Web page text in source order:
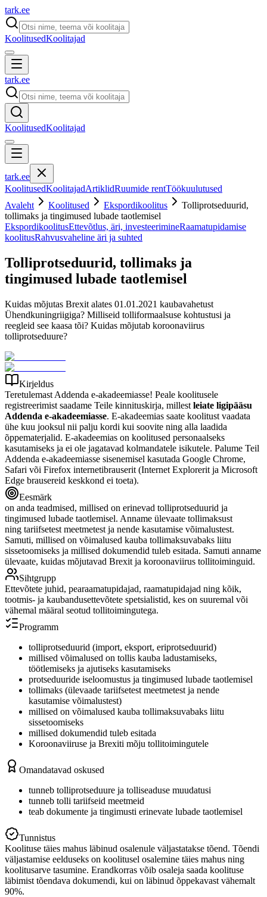
tark.ee
KoolitusedKoolitajad
tark.ee
KoolitusedKoolitajad
tark.ee
KoolitusedKoolitajadArtiklidRuumide rentTöökuulutused
Avaleht
Koolitused Ekspordikoolitus
Tolliprotseduurid,
tollimaks ja tingimused lubade taotlemisel
EkspordikoolitusEttevõtlus, äri, investeerimineRaamatupidamise
koolitusRahvusvaheline äri ja suhted
Tolliprotseduurid, tollimaks ja
tingimused lubade taotlemisel
Kuidas mõjutas Brexit alates 01.01.2021 kaubavahetust
Ühendkuningriigiga? Milliseid tolliformaalsuse kohtustusi ja
reegleid see kaasa tõi? Kuidas mõjutab koroonaviirus
tolliprotseduure?
Kirjeldus
Teretulemast Addenda e-akadeemiasse! Peale koolitusele
registreerimist saadame Teile kinnituskirja, millest leiate ligipääsu
Addenda e-akadeemiasse. E-akadeemias saate koolitust vaadata
ühe kuu jooksul nii palju kordi kui soovite ning alla laadida
õppematerjalid. E-akadeemias on koolitused personaalseks
kasutamiseks ja ei ole jagatavad kolmandatele isikutele. Palume Teil
Addenda e-akadeemiasse sisenemisel kasutada Google Chrome,
Safari või Firefox internetibrauserit (Internet Explorerit ja Microsoft
Edge brausereid keskkond ei toeta).
Eesmärk
on anda teadmised, millised on erinevad tolliprotseduurid ja
tingimused lubade taotlemisel. Anname ülevaate tollimaksust
ning tariifsetest meetmetest ja nende kasutamise võimalustest.
Samuti, millised on võimalused kauba tollimaksuvabaks liitu
sissetoomiseks ja millised dokumendid tuleb esitada. Samuti anname
ülevaate, kuidas mõjutavad Brexit ja koroonaviirus tollitoiminguid.
Sihtgrupp
Ettevõtete juhid, pearaamatupidajad, raamatupidajad ning kõik,
tootmis- ja kaubandusettevõtete spetsialistid, kes on suuremal või
vähemal määral seotud tollitoimingutega.
Programm
tolliprotseduurid (import, eksport, eriprotseduurid)
millised võimalused on tollis kauba ladustamiseks,
töötlemiseks ja ajutiseks kasutamiseks
protseduuride iseloomustus ja tingimused lubade taotlemisel
tollimaks (ülevaade tariifsetest meetmetest ja nende
kasutamise võimalustest)
millised on võimalused kauba tollimaksuvabaks liitu
sissetoomiseks
millised dokumendid tuleb esitada
Koroonaviiruse ja Brexiti mõju tollitoimingutele
Omandatavad oskused
tunneb tolliprotseduure ja tolliseaduse muudatusi
tunneb tolli tariifseid meetmeid
teab dokumente ja tingimusti erinevate lubade taotlemisel
Tunnistus
Koolituse täies mahus läbinud osalenule väljastatakse tõend. Tõendi
väljastamise eelduseks on koolitusel osalemine täies mahus ning
koolitusarve tasumine. Erandkorras võib osaleja saada koolituse
läbimist tõendava dokumendi, kui on läbinud õppekavast vähemalt
90%.